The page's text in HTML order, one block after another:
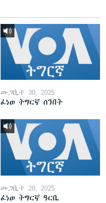
መጋቢት 30, 2025
ፈነወ ትግርኛ ሰንበት
መጋቢት 28, 2025
ፈነወ ትግርኛ ዓርቢ